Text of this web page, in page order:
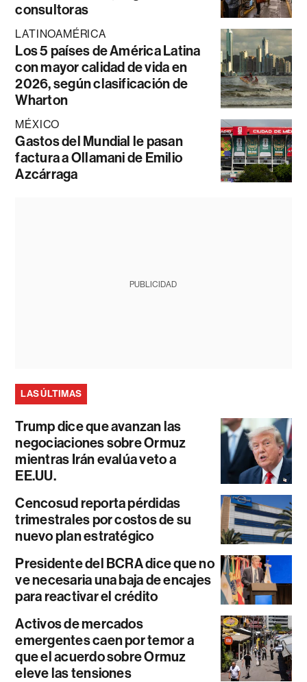
consultoras
LATINOAMÉRICA
Los 5 países de América Latina
con mayor calidad de vida en
2026, según clasificación de
Wharton
MÉXICO
Gastos del Mundial le pasan
factura a Ollamani de Emilio
Azcárraga
PUBLICIDAD
LAS ÚLTIMAS
Trump dice que avanzan las
negociaciones sobre Ormuz
mientras Irán evalúa veto a
EE.UU.
Cencosud reporta pérdidas
trimestrales por costos de su
nuevo plan estratégico
Presidente del BCRA dice que no
ve necesaria una baja de encajes
para reactivar el crédito
Activos de mercados
emergentes caen por temor a
que el acuerdo sobre Ormuz
eleve las tensiones